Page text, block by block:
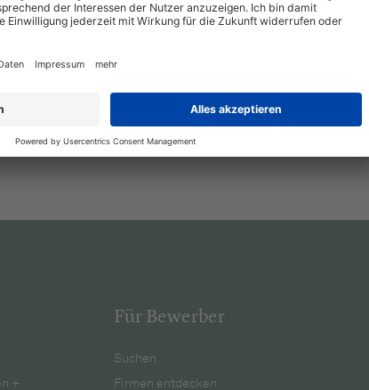
+
Für Bewerber
Suchen
Firmen entdecken